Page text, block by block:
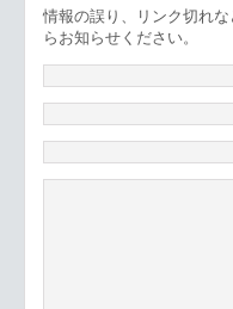
情報の誤り、リンク切れ
らお知らせください。